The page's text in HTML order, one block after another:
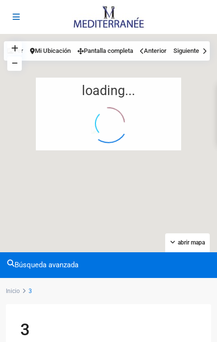
12
loading...
abrir mapa
Ver Mi Ubicación Pantalla completa Anterior Siguiente
Búsqueda avanzada
Inicio 3
3